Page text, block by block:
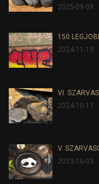
2025-09-09
150
2024-11-19
VI.
2024-10-11
V.
2023-10-03